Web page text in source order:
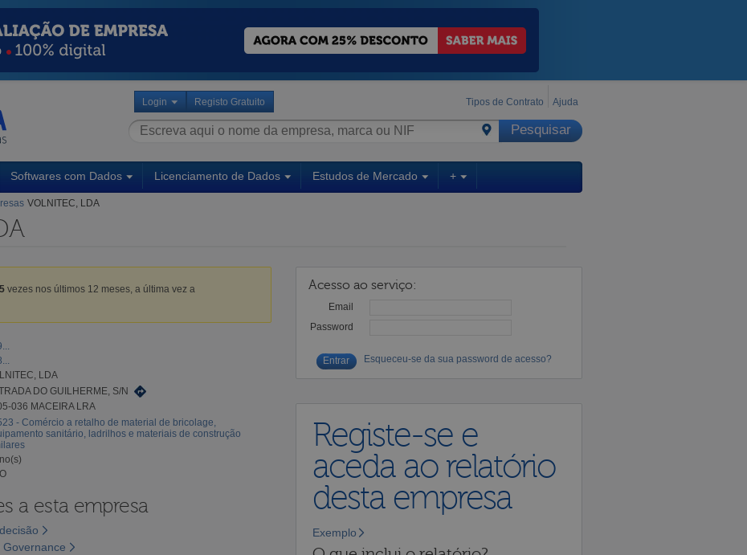
Login Registo Gratuito Tipos de Contrato Ajuda
Softwares com Dados Licenciamento de Dados Estudos de Mercado +
VOLNITEC, LDA
5 vezes nos últimos 12 meses, a última vez a
LDA
DO GUILHERME, S/N
036 MACEIRA LRA
- Comércio a retalho de material de bricolage,
sanitário, ladrilhos e materiais de construção
a esta empresa
Acesso ao serviço:
Email
Password
Esqueceu-se da sua password de acesso?
Registe-se e
aceda ao relatório
desta empresa
Exemplo